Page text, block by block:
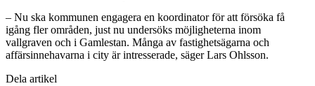
– Nu ska kommunen engagera en koordinator för att försöka få
igång fler områden, just nu undersöks möjligheterna inom
vallgraven och i Gamlestan. Många av fastighetsägarna och
affärsinnehavarna i city är intresserade, säger Lars Ohlsson.
Dela artikel